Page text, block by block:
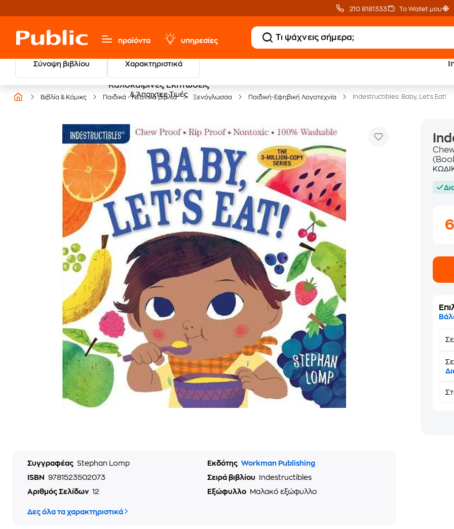
210 8181333 Το Wallet μου
προϊόντα υπηρεσίες
Σύνοψη βιβλίου Χαρακτηριστικά
Καλοκαιρινές Εκπτώσεις
& Άπαιχτες Τιμές
Δωρεάν
Βιβλία & Κόμικς Παιδικά - Νεανικά βιβλία Ξενόγλωσσα Παιδική-Εφηβική Λογοτεχνία Indestructibles: Baby, Let's Eat!
Συγγραφέας Stephan Lomp Εκδότης Workman Publishing
ISBN
9781523502073 Σειρά βιβλίου
Indestructibles
Αριθμός Σελίδων 12 Εξώφυλλο Μαλακό εξώφυλλο
Δες όλα τα χαρακτηριστικά